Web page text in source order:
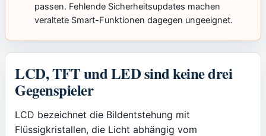
passen. Fehlende Sicherheitsupdates machen
veraltete Smart-Funktionen dagegen ungeeignet.
LCD, TFT und LED sind keine drei
Gegenspieler
LCD bezeichnet die Bildentstehung mit
Flüssigkristallen, die Licht abhängig vom